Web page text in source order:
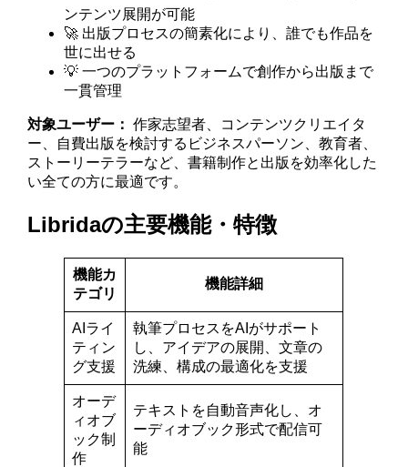
ンテンツ展開が可能
🚀 出版プロセスの簡素化により、誰でも作品を
世に出せる
💡 一つのプラットフォームで創作から出版まで
一貫管理
対象ユーザー： 作家志望者、コンテンツクリエイタ
ー、自費出版を検討するビジネスパーソン、教育者、
ストーリーテラーなど、書籍制作と出版を効率化した
い全ての方に最適です。
Libridaの主要機能・特徴
機能カ
テゴリ
機能詳細
AIライ
ティン
グ支援
執筆プロセスをAIがサポート
し、アイデアの展開、文章の
洗練、構成の最適化を支援
オーデ
ィオブ
ック制
作
テキストを自動音声化し、オ
ーディオブック形式で配信可
能